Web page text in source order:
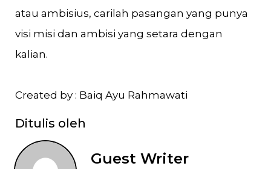
atau ambisius, carilah pasangan yang punya
visi misi dan ambisi yang setara dengan
kalian.
Created by : Baiq Ayu Rahmawati
Ditulis oleh
Guest Writer